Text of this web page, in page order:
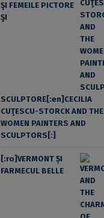
ŞI FEMEILE PICTORE
ŞI
SCULPTORE[:en]CECILIA
CUŢESCU-STORCK AND THE
WOMEN PAINTERS AND
SCULPTORS[:]
[:ro]VERMONT ȘI
FARMECUL BELLE